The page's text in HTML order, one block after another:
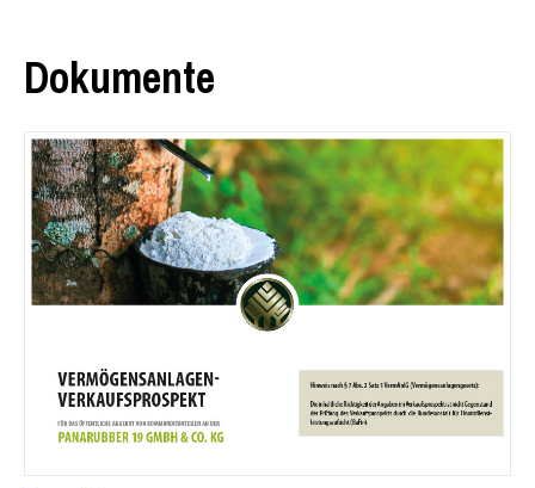
Dokumente